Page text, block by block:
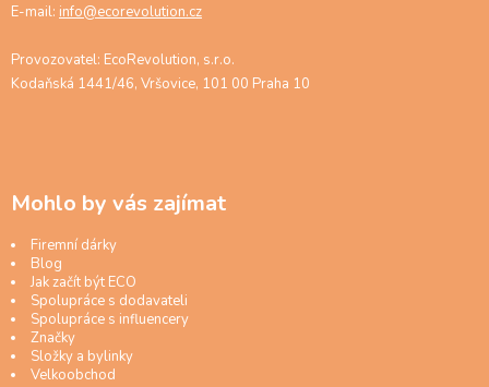
E-mail: info@ecorevolution.cz
Provozovatel: EcoRevolution, s.r.o.
Kodaňská 1441/46, Vršovice, 101 00 Praha 10
Mohlo by vás zajímat
Firemní dárky
Blog
Jak začít být ECO
Spolupráce s dodavateli
Spolupráce s influencery
Značky
Složky a bylinky
Velkoobchod